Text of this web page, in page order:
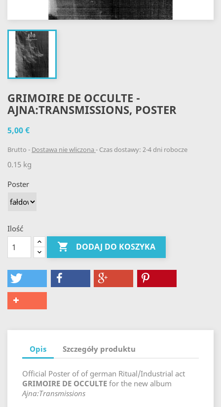
GRIMOIRE DE OCCULTE -
AJNA:TRANSMISSIONS, POSTER
5,00 €
Brutto Dostawa nie wliczona Czas dostawy: 2-4 dni robocze
0.15 kg
Poster
Ilość
 DODAJ DO KOSZYKA
Opis Szczegóły produktu
Official Poster of of german Ritual/Industrial act
GRIMOIRE DE OCCULTE for the new album
Ajna:Transmissions